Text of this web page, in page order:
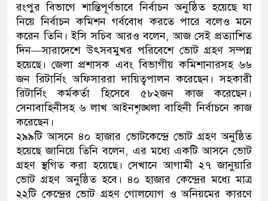
থানা পুলিশ
যেকোনো সময় বেনজীরের
নেতৃত্ব ও গণতন্ত্রের মূর্তমান
রংপুর বিভাগে শান্তিপূর্ণভাবে নির্বাচন অনুষ্ঠিত হয়েছে যা
নিয়ে নির্বাচন কমিশন গর্ববোধ করতে পারে বলেও মনে
করেন তিনি। ইসি সচিব আরও বলেন, আজ সেই প্রত্যাশিত
দিন—সারাদেশে উৎসবমুখর পরিবেশে ভোট গ্রহণ সম্পন্ন
হয়েছে। জেলা প্রশাসক এবং বিভাগীয় কমিশানারসহ ৬৬
জন রিটার্নিং অফিসাররা দায়িত্বপালন করেছেন। সহকারী
রিটার্নিং কর্মকর্তা হিসেবে ৫৮২জন কাজ করেছেন।
সেনাবাহিনীসহ ৬ লাখ আইনশৃঙ্খলা বাহিনী নির্বাচনে কাজ
করেছেন।
২৯৯টি আসনে ৪০ হাজার ভোটকেন্দ্রে ভোট গ্রহণ অনুষ্ঠিত
হয়েছে জানিয়ে তিনি বলেন, এর মধ্যে একটি আসনে ভোট
গ্রহণ স্থগিত করা হয়েছে। সেখানে আগামী ২৭ জানুয়ারি
ভোট গ্রহণ অনুষ্ঠিত হবে। ৪০ হাজার কেন্দ্রের মধ্যে মাত্র
২২টি কেন্দ্রের ভোট গ্রহণ গোলযোগ ও অনিয়মের কারণে